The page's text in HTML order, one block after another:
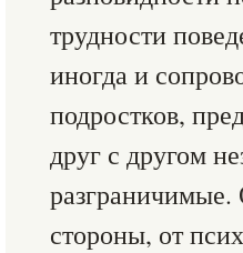
трудности
иногда и
подростков,
друг с другом
стороны, от